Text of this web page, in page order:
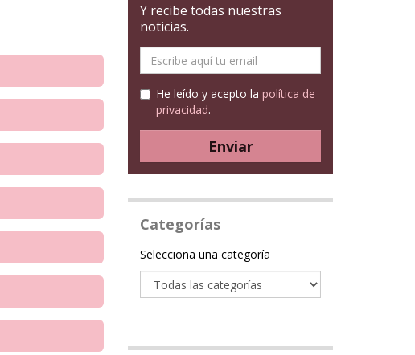
Y recibe todas nuestras
noticias.
mail
He leído y acepto la política de
privacidad.
Enviar
Categorías
Categoría
Selecciona una categoría